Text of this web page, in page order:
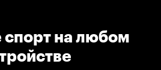
на любом